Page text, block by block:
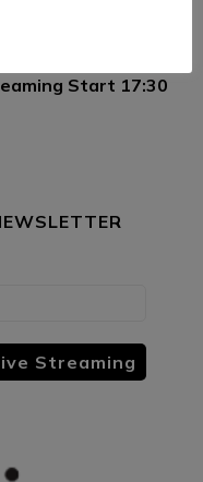
Start 17:30